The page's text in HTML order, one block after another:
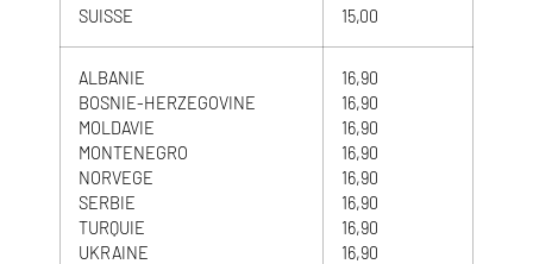
SUISSE 15,00
ALBANIE
BOSNIE-HERZEGOVINE
MOLDAVIE
MONTENEGRO
NORVEGE
SERBIE
TURQUIE
UKRAINE
16,90
16,90
16,90
16,90
16,90
16,90
16,90
16,90